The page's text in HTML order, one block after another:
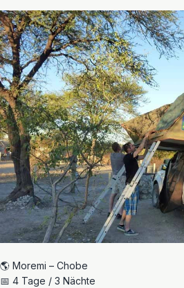
🌎 Moremi – Chobe
📅 4 Tage / 3 Nächte